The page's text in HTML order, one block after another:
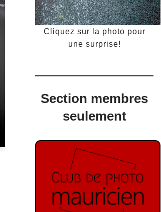
Cliquez sur la photo pour
une surprise!
Section membres
seulement